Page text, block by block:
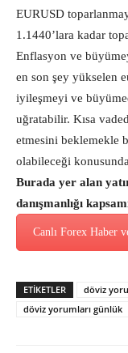
EURUSD
1.1440’lara kadar
Enflasyon ve
en son şey yükselen
iyileşmeyi ve
uğratabilir. Kısa
etmesini beklemekle
olabileceği
Burada yer alan
danışmanlığı
Canlı Forex Haber
ETİKETLER döviz
döviz yorumları günlük